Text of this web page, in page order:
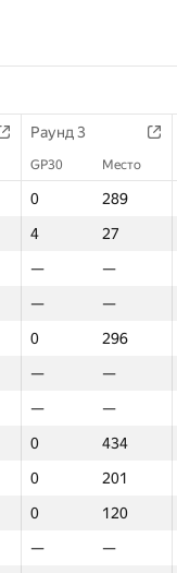
Раунд 3
GP30 Место
0 289
4 27
— —
— —
0 296
— —
— —
0 434
0 201
0 120
— —